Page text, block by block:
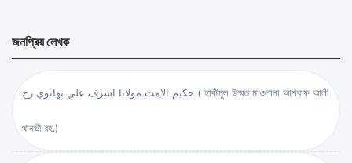
জনপ্রিয় লেখক
حكيم الامت مولانا اشرف علي تهانوي رح ( হাকীমুল উম্মত মাওলানা আশরাফ আলী
থানভী রহ.)